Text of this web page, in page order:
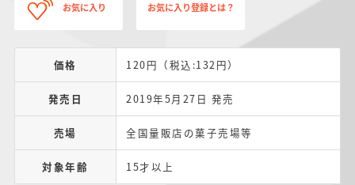
お気に入り お気に入り登録とは？
価格 120円（税込:132円）
発売日 2019年5月27日 発売
売場 全国量販店の菓子売場等
対象年齢 15才以上